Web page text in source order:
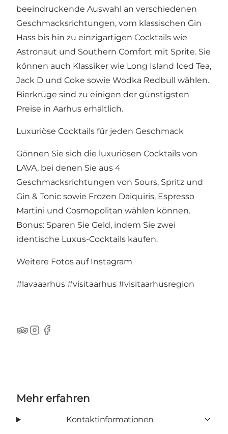
beeindruckende Auswahl an verschiedenen
Geschmacksrichtungen, vom klassischen Gin
Hass bis hin zu einzigartigen Cocktails wie
Astronaut und Southern Comfort mit Sprite. Sie
können auch Klassiker wie Long Island Iced Tea,
Jack D und Coke sowie Wodka Redbull wählen.
Bierkrüge sind zu einigen der günstigsten
Preise in Aarhus erhältlich.
Luxuriöse Cocktails für jeden Geschmack
Gönnen Sie sich die luxuriösen Cocktails von
LAVA, bei denen Sie aus 4
Geschmacksrichtungen von Sours, Spritz und
Gin & Tonic sowie Frozen Daiquiris, Espresso
Martini und Cosmopolitan wählen können.
Bonus: Sparen Sie Geld, indem Sie zwei
identische Luxus-Cocktails kaufen.
Weitere Fotos auf Instagram
#lavaaarhus #visitaarhus #visitaarhusregion
TripAdvisor
Instagram
Facebook
Mehr erfahren
Kontaktinformationen